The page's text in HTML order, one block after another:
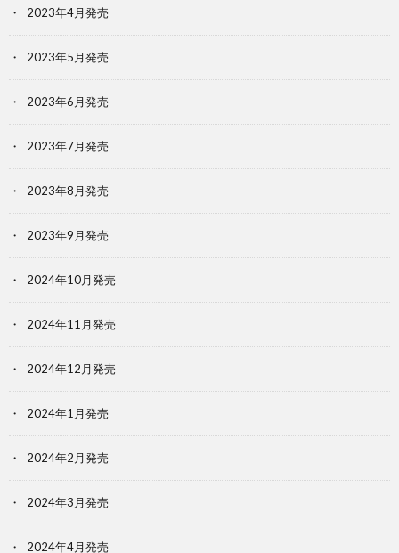
2023年4月発売
2023年5月発売
2023年6月発売
2023年7月発売
2023年8月発売
2023年9月発売
2024年10月発売
2024年11月発売
2024年12月発売
2024年1月発売
2024年2月発売
2024年3月発売
2024年4月発売